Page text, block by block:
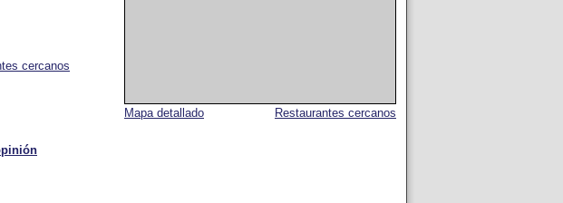
Restaurantes cercanos
Mapa detallado
cercanos